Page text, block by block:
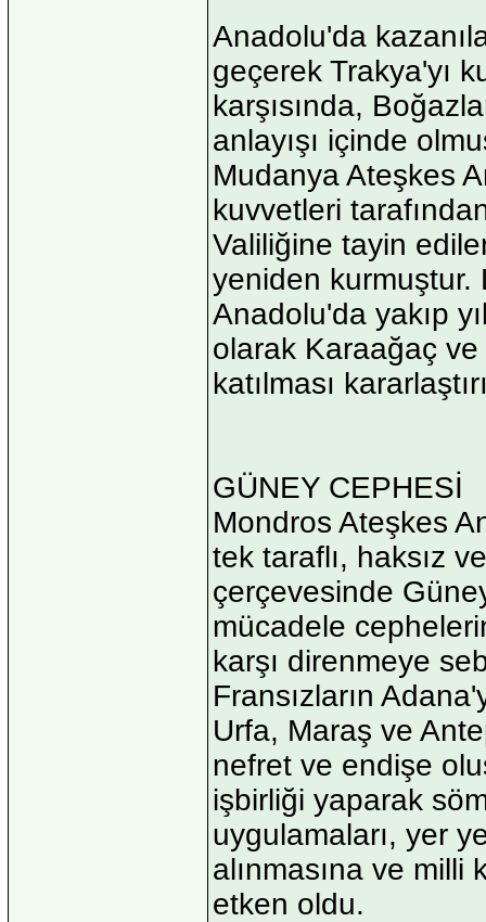
Anadolu'da
geçerek Trakya'yı
karşısında,
anlayışı içinde
Mudanya Ateşkes
kuvvetleri
Valiliğine tayin
yeniden kurmuştur.
Anadolu'da yakıp
olarak Karaağaç
katılması
GÜNEY CEPHESİ
Mondros Ateşkes
tek taraflı, haksız
çerçevesinde
mücadele
karşı direnmeye
Fransızların
Urfa, Maraş ve
nefret ve endişe
işbirliği yaparak
uygulamaları, yer
alınmasına ve
etken oldu.